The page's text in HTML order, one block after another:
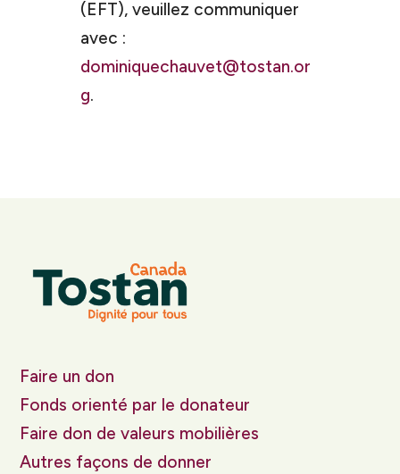
(EFT), veuillez communiquer
avec :
dominiquechauvet@tostan.or
g.
Faire un don
Fonds orienté par le donateur
Faire don de valeurs mobilières
Autres façons de donner